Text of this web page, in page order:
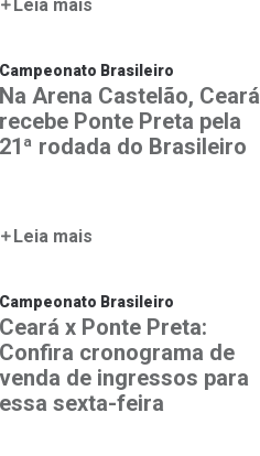
Leia mais
Campeonato Brasileiro
Na Arena Castelão, Ceará
recebe Ponte Preta pela
21ª rodada do Brasileiro
Leia mais
Campeonato Brasileiro
Ceará x Ponte Preta:
Confira cronograma de
venda de ingressos para
essa sexta-feira